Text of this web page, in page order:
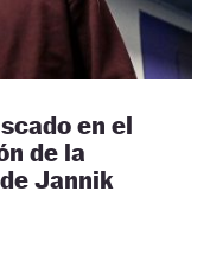
en el
de la
Jannik